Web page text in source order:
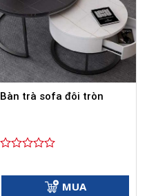
Bàn trà sofa đôi tròn
MUA